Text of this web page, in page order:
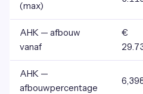
(max)
AHK — afbouw
vanaf
€
AHK —
afbouwpercentage